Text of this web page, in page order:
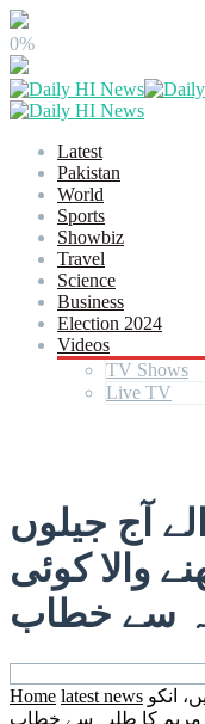
0%
Latest
Pakistan
World
Sports
Showbiz
Travel
Science
Business
Election 2024
Videos
TV Shows
Live TV
آج جیلوں
والا کوئی
سے خطاب
Home latest news انکو
مریم کا طلبہ سے خطاب